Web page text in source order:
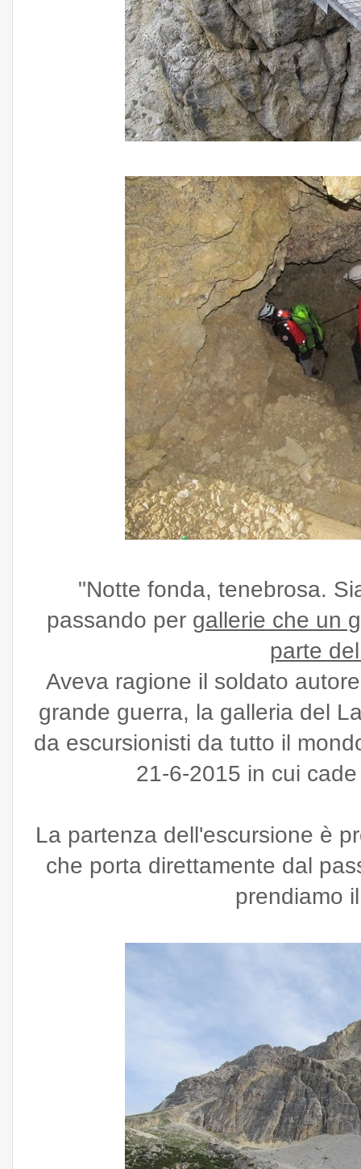
"Notte fonda, tenebrosa.
passando per gallerie che un
parte
Aveva ragione il soldato
grande guerra, la galleria del
da escursionisti da tutto il
21-6-2015 in cui
La partenza dell'escursione è
che porta direttamente dal
prendiamo